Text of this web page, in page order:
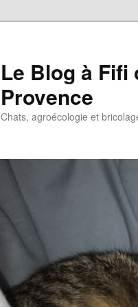
Le Blog à
Provence
Chats, agroécologie et